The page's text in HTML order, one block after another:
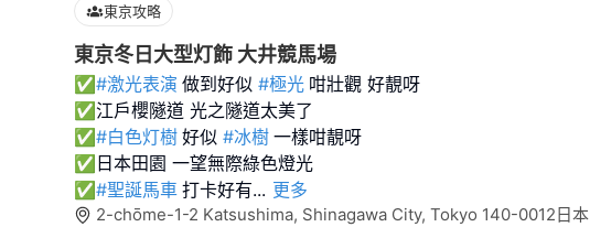
東京攻略
東京冬日大型灯飾 大井競馬場
✅#激光表演 做到好似 #極光 咁壯觀 好靚呀
✅江戶櫻隧道 光之隧道太美了
✅#白色灯樹 好似 #冰樹 一樣咁靚呀
✅日本田園 一望無際綠色燈光
✅#聖誕馬車 打卡好有... 更多
2-chōme-1-2 Katsushima, Shinagawa City, Tokyo 140-0012日本